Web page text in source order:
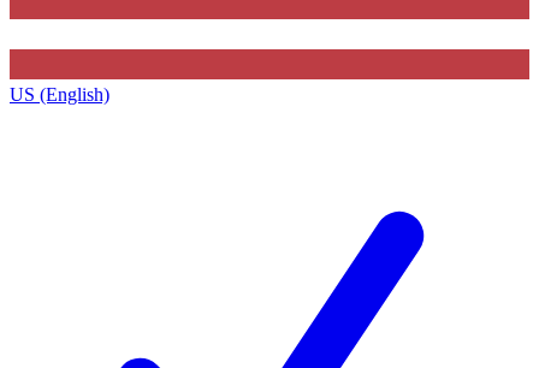
US (English)